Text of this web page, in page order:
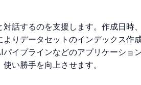
話するのを支援します。作成日時
りデータセットのインデックス作
イプラインなどのアプリケーショ
い勝手を向上させます。